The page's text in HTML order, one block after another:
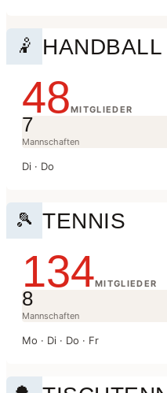
🤾 HANDBALL
48MITGLIEDER
7
Mannschaften
Di · Do
🎾 TENNIS
134MITGLIEDER
8
Mannschaften
Mo · Di · Do · Fr